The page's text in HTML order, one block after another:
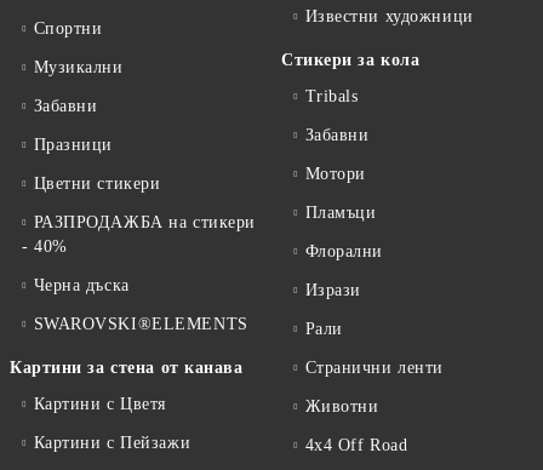
Спортни
Музикални
Забавни
Празници
Цветни стикери
РАЗПРОДАЖБА на стикери
- 40%
Черна дъска
SWAROVSKI®ELEMENTS
Картини за стена от канава
Картини с Цветя
Картини с Пейзажи
Известни художници
Стикери за кола
Tribals
Забавни
Мотори
Пламъци
Флорални
Изрази
Рали
Странични ленти
Животни
4x4 Off Road